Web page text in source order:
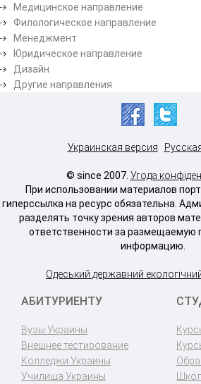
Медицинское направление
Филологическое направление
Менеджмент
Юридическое направление
Дизайн
Другие направления
Украинская версия
© since 2007. Угода
При использовании материалов
гиперссылка на ресурс обязательна.
разделять точку зрения авторов
ответственности за размещаемую
информацию.
Одеський державний
АБИТУРИЕНТУ
Вузы Украины
Внешнее тестирование
Колледжи Украины
Училища Украины